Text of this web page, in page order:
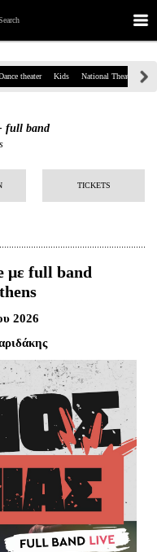
theater Kids National Theatre
full band
TICKETS
με full band
2026